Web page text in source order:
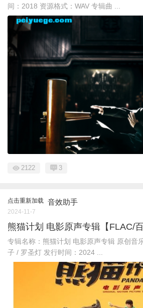
间：2018 资源格式：WAV 专辑曲 ...
2122 3
点击重新加载 音效助手
2024-11-7
熊猫计划 电影原声专辑【FLAC/百
专辑名称：熊猫计划 电影原声专辑 原创音
子 / 罗圣灯 发行时间：2024 ...